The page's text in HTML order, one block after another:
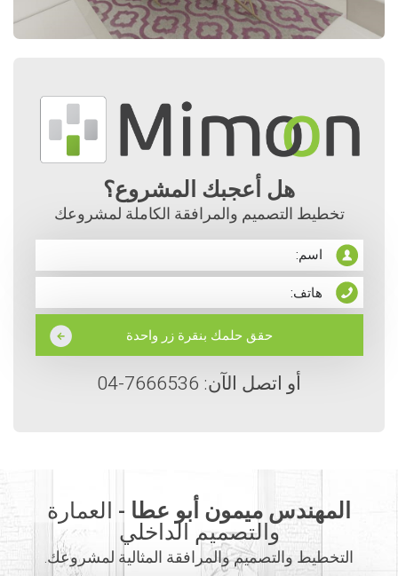
هل أعجبك المشروع؟
تخطيط التصميم والمرافقة الكاملة لمشروعك
أو اتصل الآن: 7666536-04
المهندس ميمون أبو عطا - العمارة
والتصميم الداخلي
التخطيط والتصميم والمرافقة المثالية لمشروعك.